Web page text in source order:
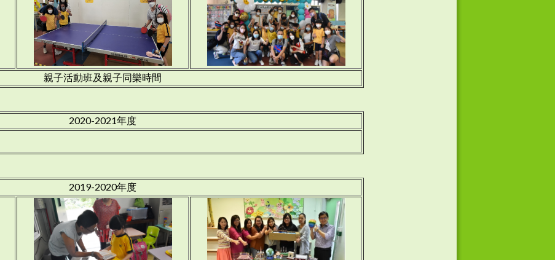
親子活動班及親子同樂時間
2020-2021年度
2019-2020年度